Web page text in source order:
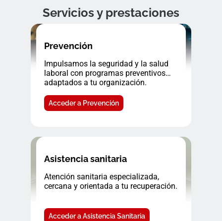
Servicios y prestaciones
Prevención
Impulsamos la seguridad y la salud
laboral con programas preventivos
adaptados a tu organización.
Acceder a Prevención
Asistencia sanitaria
Atención sanitaria especializada,
cercana y orientada a tu recuperación.
Acceder a Asistencia Sanitaria